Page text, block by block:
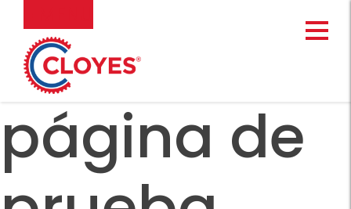
contenido
página de